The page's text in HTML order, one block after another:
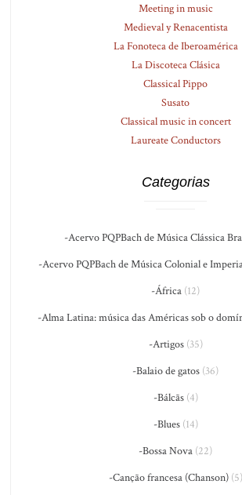
Meeting in music
Medieval y Renacentista
La Fonoteca de Iberoamérica
La Discoteca Clásica
Classical Pippo
Susato
Classical music in concert
Laureate Conductors
Categorias
-Acervo PQPBach de Música Clássica
-Acervo PQPBach de Música Colonial e
-África (12)
-Alma Latina: música das Américas sob o
-Artigos(35)
-Balaio de gatos (36)
-Bálcãs(4)
-Blues(14)
-Bossa Nova (22)
-Canção francesa (Chanson)(5)